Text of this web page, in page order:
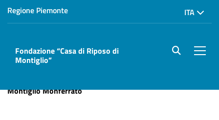
Regione Piemonte ITA
Fondazione “Casa di Riposo di
Montiglio”
site.searc
Montiglio Monferrato